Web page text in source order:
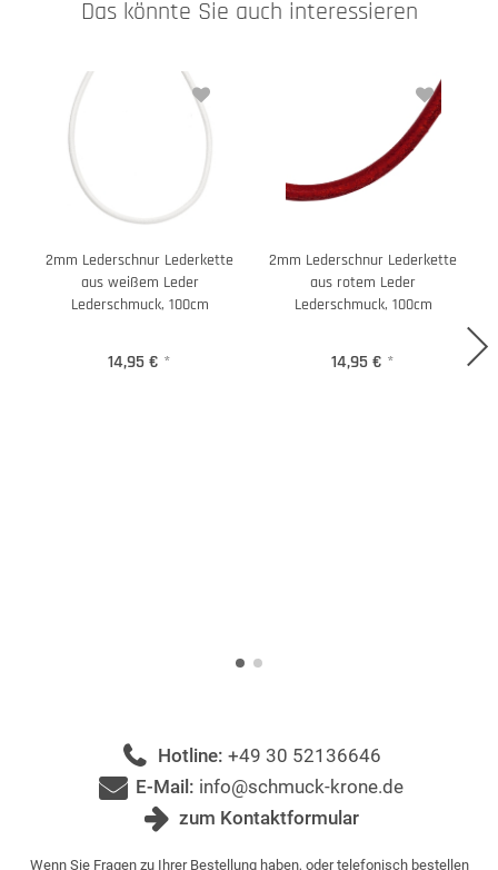
Das könnte Sie auch interessieren
2mm Lederschnur Lederkette
aus weißem Leder
Lederschmuck, 100cm
14,95 € *
2mm Lederschnur Lederkette
aus rotem Leder
Lederschmuck, 100cm
14,95 € *
Hotline: +49 30 52136646
E-Mail: info@schmuck-krone.de
zum Kontaktformular
Wenn Sie Fragen zu Ihrer Bestellung haben, oder telefonisch bestellen